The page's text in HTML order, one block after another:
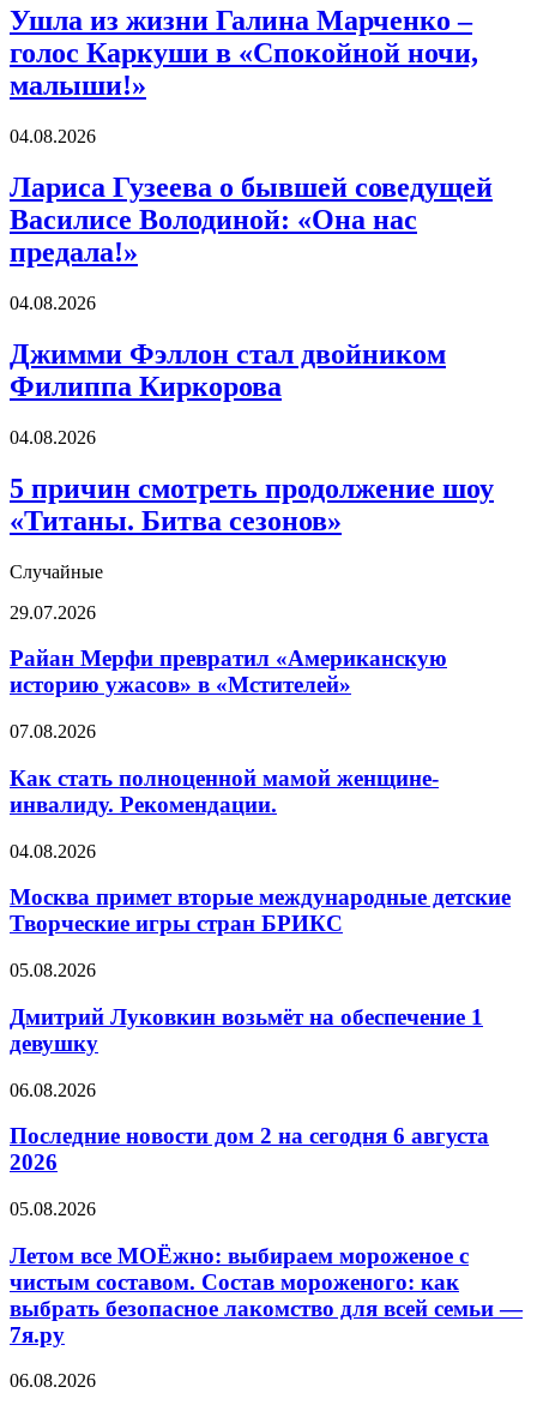
детьми
жизни
Галина
Марченко
–
голос
в
ночи,
малыши!»
Ушла из жизни Галина Марченко –
голос Каркуши в «Спокойной ночи,
малыши!»
Лариса
о
бывшей
соведущей
Володиной:
нас
04.08.2026
Лариса Гузеева о бывшей соведущей
Василисе Володиной: «Она нас
предала!»
Джимми
стал
двойником
Филиппа
04.08.2026
Джимми Фэллон стал двойником
Филиппа Киркорова
5
смотреть
продолжение
шоу
Битва
сезонов»
04.08.2026
5 причин смотреть продолжение шоу
«Титаны. Битва сезонов»
Случайные
Райан
превратил
«Американскую
историю
в
29.07.2026
Райан Мерфи превратил «Американскую
историю ужасов» в «Мстителей»
Как
полноценной
мамой
женщине-
Рекомендации.
07.08.2026
Как стать полноценной мамой женщине-
инвалиду. Рекомендации.
Москва
вторые
международные
детские
игры
БРИКС
04.08.2026
Москва примет вторые международные детские
Творческие игры стран БРИКС
Дмитрий
возьмёт
на
обеспечение
девушку
05.08.2026
Дмитрий Луковкин возьмёт на обеспечение 1
девушку
Последние
дом
2
на
6
2026
06.08.2026
Последние новости дом 2 на сегодня 6 августа
2026
Летом
МОЁжно:
выбираем
мороженое
с
чистым
Состав
05.08.2026
Летом все МОЁжно: выбираем мороженое с
чистым составом. Состав мороженого: как
выбрать безопасное лакомство для всей семьи —
7я.ру
К
06.08.2026